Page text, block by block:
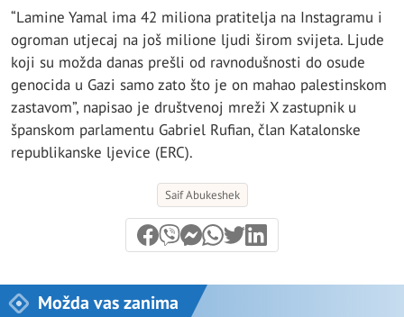
“Lamine Yamal ima 42 miliona pratitelja na Instagramu i
ogroman utjecaj na još milione ljudi širom svijeta. Ljude
koji su možda danas prešli od ravnodušnosti do osude
genocida u Gazi samo zato što je on mahao palestinskom
zastavom”, napisao je društvenoj mreži X zastupnik u
španskom parlamentu Gabriel Rufian, član Katalonske
republikanske ljevice (ERC).
Saif Abukeshek
Možda vas zanima